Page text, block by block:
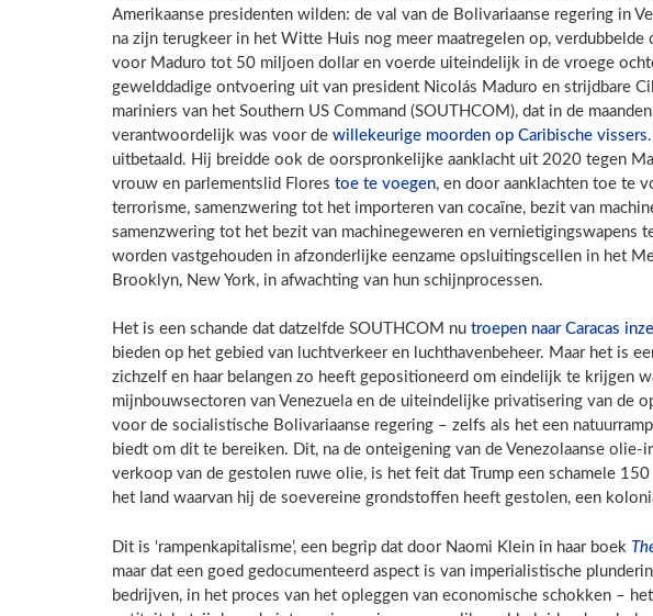
Amerikaanse presidenten wilden: de val van de Bolivariaanse regering in
na zijn terugkeer in het Witte Huis nog meer maatregelen op,
voor Maduro tot 50 miljoen dollar en voerde uiteindelijk in de vroege
gewelddadige ontvoering uit van president Nicolás Maduro en strijdbare
mariniers van het Southern US Command (SOUTHCOM), dat in de
verantwoordelijk was voor de willekeurige moorden op Caribische vissers
uitbetaald. Hij breidde ook de oorspronkelijke aanklacht uit 2020 tegen
vrouw en parlementslid Flores toe te voegen, en door aanklachten toe te
terrorisme, samenzwering tot het importeren van cocaïne, bezit van
samenzwering tot het bezit van machinegeweren en vernietigingswapens
worden vastgehouden in afzonderlijke eenzame opsluitingscellen in het
Brooklyn, New York, in afwachting van hun schijnprocessen.
Het is een schande dat datzelfde SOUTHCOM nu troepen naar Caracas
bieden op het gebied van luchtverkeer en luchthavenbeheer. Maar het is
zichzelf en haar belangen zo heeft gepositioneerd om eindelijk te krijgen
mijnbouwsectoren van Venezuela en de uiteindelijke privatisering van de
voor de socialistische Bolivariaanse regering – zelfs als het een
biedt om dit te bereiken. Dit, na de onteigening van de Venezolaanse
verkoop van de gestolen ruwe olie, is het feit dat Trump een schamele 150
het land waarvan hij de soevereine grondstoffen heeft gestolen, een
Dit is ‘rampenkapitalisme’, een begrip dat door Naomi Klein in haar boek
maar dat een goed gedocumenteerd aspect is van imperialistische
bedrijven, in het proces van het opleggen van economische schokken –